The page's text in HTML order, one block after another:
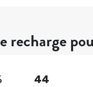
recharge
44